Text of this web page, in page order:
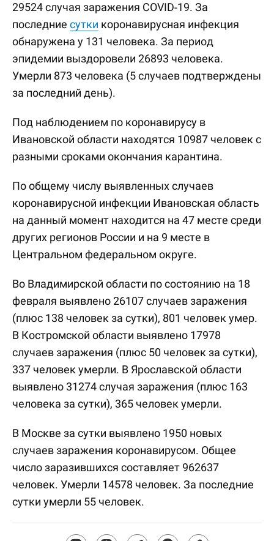
29524 случая заражения COVID-19. За
последние сутки коронавирусная инфекция
обнаружена у 131 человека. За период
эпидемии выздоровели 26893 человека.
Умерли 873 человека (5 случаев подтверждены
за последний день).
Под наблюдением по коронавирусу в
Ивановской области находятся 10987 человек с
разными сроками окончания карантина.
По общему числу выявленных случаев
коронавирусной инфекции Ивановская область
на данный момент находится на 47 месте среди
других регионов России и на 9 месте в
Центральном федеральном округе.
Во Владимирской области по состоянию на 18
февраля выявлено 26107 случаев заражения
(плюс 138 человек за сутки), 801 человек умер.
В Костромской области выявлено 17978
случаев заражения (плюс 50 человек за сутки),
337 человек умерли. В Ярославской области
выявлено 31274 случая заражения (плюс 163
человека за сутки), 365 человек умерли.
В Москве за сутки выявлено 1950 новых
случаев заражения коронавирусом. Общее
число заразившихся составляет 962637
человек. Умерли 14578 человек. За последние
сутки умерли 55 человек.